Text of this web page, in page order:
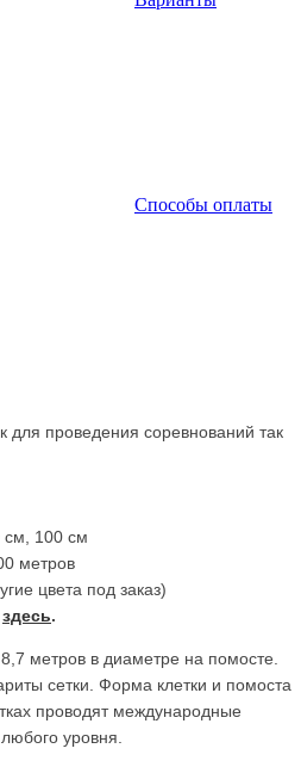
Способы оплаты
для проведения соревнований так
см, 100 см
метров
цвета под заказ)
здесь.
метров в диаметре на помосте.
сетки. Форма клетки и помоста
проводят международные
уровня.